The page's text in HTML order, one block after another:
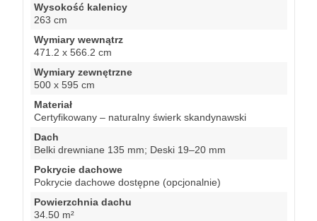
Wysokość kalenicy
263 cm
Wymiary wewnątrz
471.2 x 566.2 cm
Wymiary zewnętrzne
500 x 595 cm
Materiał
Certyfikowany – naturalny świerk skandynawski
Dach
Belki drewniane 135 mm; Deski 19–20 mm
Pokrycie dachowe
Pokrycie dachowe dostępne (opcjonalnie)
Powierzchnia dachu
34.50 m²